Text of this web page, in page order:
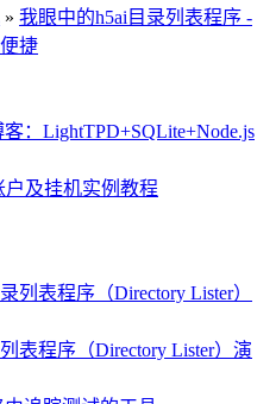
» 我眼中的h5ai目录列表程序 -
捷
：LightTPD+SQLite+Node.js
户及挂机实例教程
表程序（Directory Lister）演